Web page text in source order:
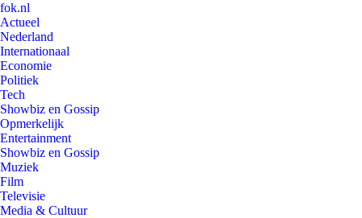
fok.nl
Actueel
Nederland
Internationaal
Economie
Politiek
Tech
Showbiz en Gossip
Opmerkelijk
Entertainment
Showbiz en Gossip
Muziek
Film
Televisie
Media & Cultuur